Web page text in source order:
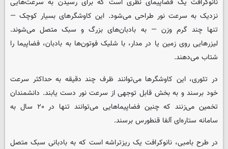
نزدیک به سرعت نور طراحی می‌شود. این کاوشگرهای بسیار کوچک —
تنها چند گرم وزن — به بادبان‌های بزرگ و سبک متصل می‌شوند.
لیزرهایی روی زمین یا در مدار، با شلیک فوتون‌ها به بادبان، فضاپیما را
شتاب می‌دهند.
در تئوری، این کاوشگرها می‌توانند ظرف چند دقیقه به حداکثر سرعت
خود برسند و به بخش قابل توجهی از سرعت نور دست یابند. دانشمندان
تخمین می‌زنند که چنین فضاپیماهایی می‌توانند تنها در ۲۰ سال به
سامانه ستاره‌ای آلفا قنطورس برسند.
در طرح بامبی، نانوکرافت یک ریزتراشه است که به بادبانی سبک متصل